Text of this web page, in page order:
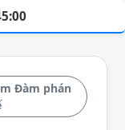
Đàm phán